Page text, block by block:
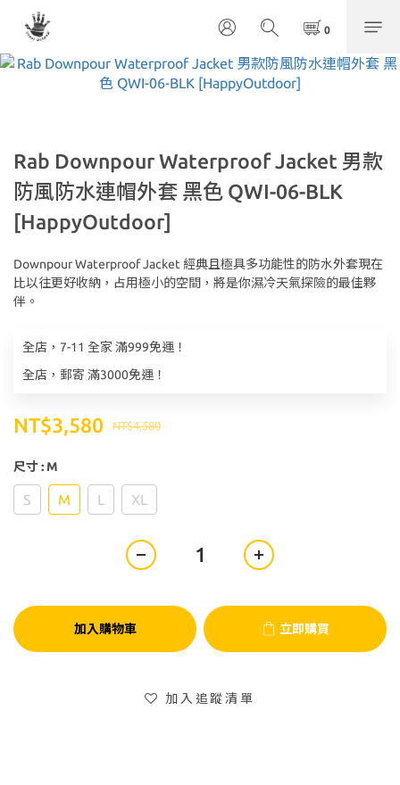
Rab Downpour Waterproof Jacket 男款
防風防水連帽外套 黑色 QWI-06-BLK
[HappyOutdoor]
Downpour Waterproof Jacket 經典且極具多功能性的防水外套現在
比以往更好收納，占用極小的空間，將是你濕冷天氣探險的最佳夥
伴。
全店，7-11 全家 滿999免運！
全店，郵寄 滿3000免運！
NT$4,580
NT$3,580
尺寸: M
S M L XL
加入購物車 立即購買
加入追蹤清單